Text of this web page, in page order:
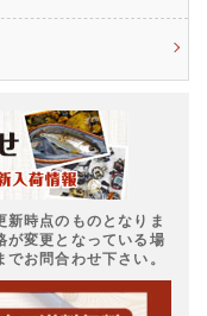
時点のものとなりま
が変更となっている場
お問合わせ下さい。